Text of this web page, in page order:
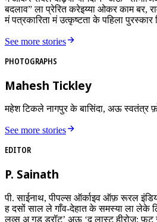
बदलाव” ला प्रेरित करेइय्या ओकर काम बर,
मं पत्रकारिता मं उत्कृष्टता के पहिला पुरस्कार
See more stories
PHOTOGRAPHS
Mahesh Tickley
महेश टिकले नागपुर के बासिंदा, अऊ स्वतंत्र
See more stories
EDITOR
P. Sainath
पी. साईनाथ, पीपल्स ऑर्काइव ऑफ़ रूरल
ह दसों साल ले गाँव-देहात के समस्या ला लेके
लव्स अ गुड ड्रॉट’ अऊ ‘द लास्ट हीरोज़: फ़ुट